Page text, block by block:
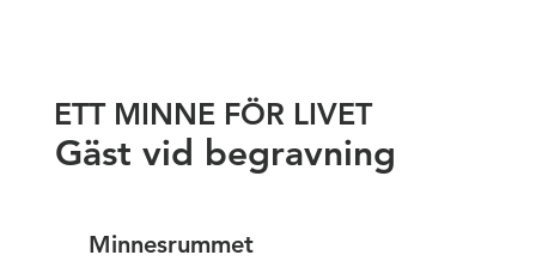
ETT MINNE FÖR LIVET
Gäst vid begravning
Minnesrummet